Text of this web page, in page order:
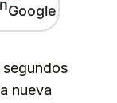
nueva